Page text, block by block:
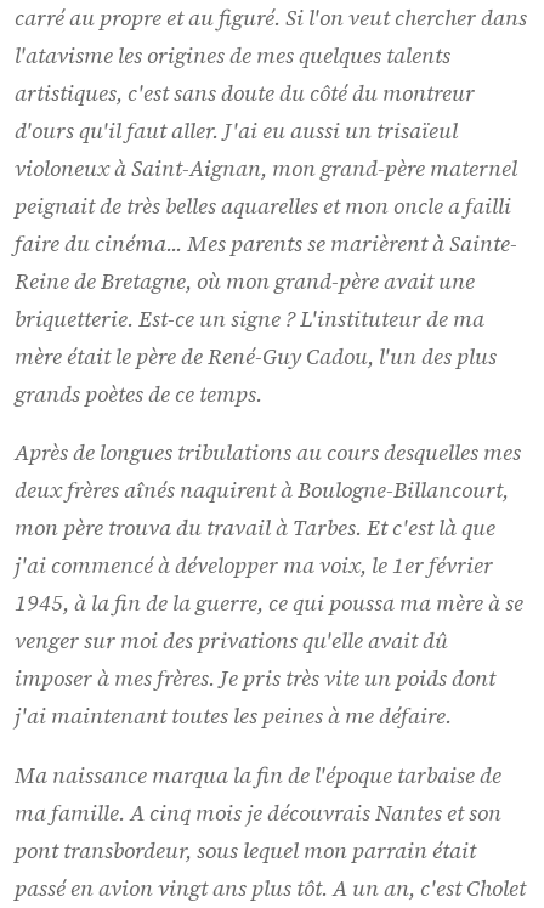
carré au propre et au figuré. Si l'on veut chercher dans
l'atavisme les origines de mes quelques talents
artistiques, c'est sans doute du côté du montreur
d'ours qu'il faut aller. J'ai eu aussi un trisaïeul
violoneux à Saint-Aignan, mon grand-père maternel
peignait de très belles aquarelles et mon oncle a failli
faire du cinéma... Mes parents se marièrent à Sainte-
Reine de Bretagne, où mon grand-père avait une
briquetterie. Est-ce un signe ? L'instituteur de ma
mère était le père de René-Guy Cadou, l'un des plus
grands poètes de ce temps.
Après de longues tribulations au cours desquelles mes
deux frères aînés naquirent à Boulogne-Billancourt,
mon père trouva du travail à Tarbes. Et c'est là que
j'ai commencé à développer ma voix, le 1er février
1945, à la fin de la guerre, ce qui poussa ma mère à se
venger sur moi des privations qu'elle avait dû
imposer à mes frères. Je pris très vite un poids dont
j'ai maintenant toutes les peines à me défaire.
Ma naissance marqua la fin de l'époque tarbaise de
ma famille. A cinq mois je découvrais Nantes et son
pont transbordeur, sous lequel mon parrain était
passé en avion vingt ans plus tôt. A un an, c'est Cholet